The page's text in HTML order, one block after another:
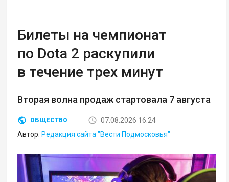
Билеты на чемпионат
по Dota 2 раскупили
в течение трех минут
Вторая волна продаж стартовала 7 августа
ОБЩЕСТВО
07.08.2026 16:24
Автор:Редакция сайта "Вести Подмосковья"